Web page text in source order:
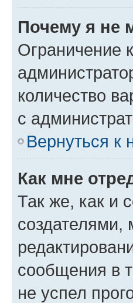
Почему я не
Ограничение
количество
с
Вернуться к
Как мне
Так же, как и
создателями,
сообщения в
не успел